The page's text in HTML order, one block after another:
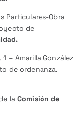
Particulares-Obra
de
– Amarilla González
de ordenanza.
laComisión de